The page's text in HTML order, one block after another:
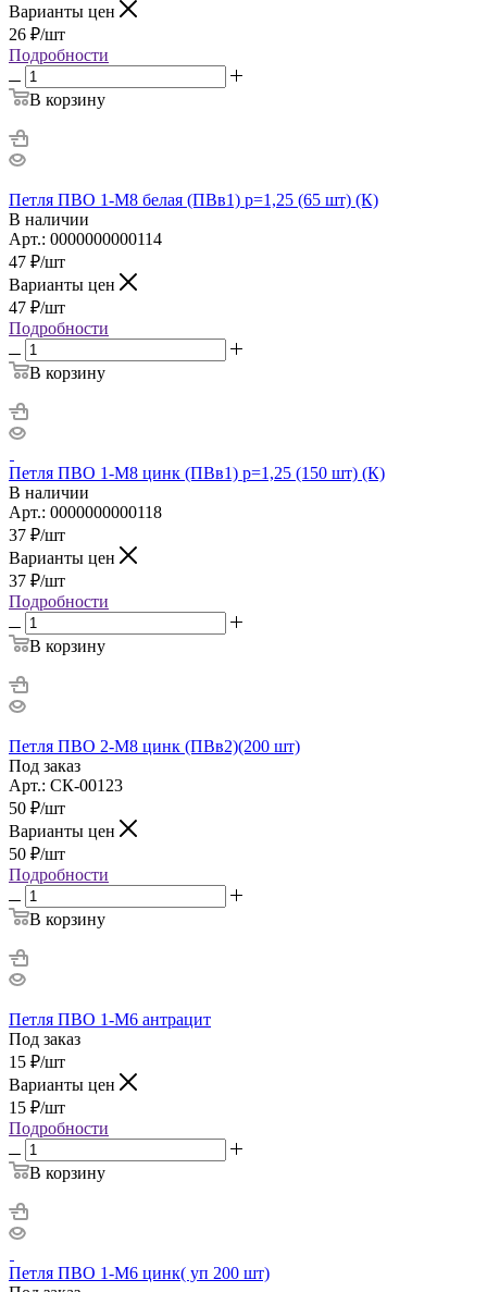
Варианты цен
26 ₽/шт
Подробности
В корзину
Петля ПВО 1-М8 белая (ПВв1) р=1,25 (65 шт) (К)
В наличии
Арт.: 0000000000114
47 ₽/шт
Варианты цен
47 ₽/шт
Подробности
В корзину
Петля ПВО 1-М8 цинк (ПВв1) р=1,25 (150 шт) (К)
В наличии
Арт.: 0000000000118
37 ₽/шт
Варианты цен
37 ₽/шт
Подробности
В корзину
Петля ПВО 2-М8 цинк (ПВв2)(200 шт)
Под заказ
Арт.: СК-00123
50 ₽/шт
Варианты цен
50 ₽/шт
Подробности
В корзину
Петля ПВО 1-М6 антрацит
Под заказ
15 ₽/шт
Варианты цен
15 ₽/шт
Подробности
В корзину
Петля ПВО 1-М6 цинк( уп 200 шт)